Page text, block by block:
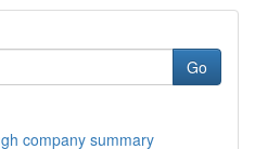
Go
company summary